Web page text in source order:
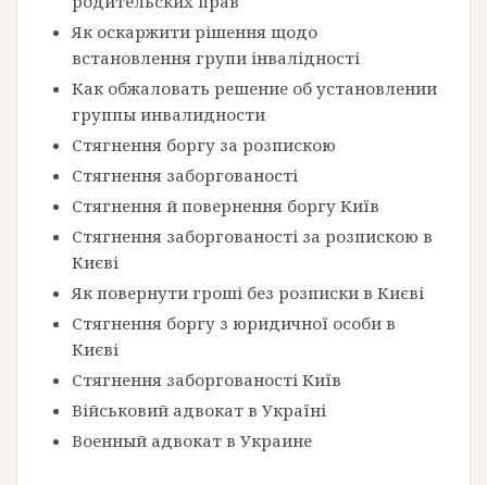
Як оскаржити рішення щодо
встановлення групи інвалідності
Как обжаловать решение об установлении
группы инвалидности
Стягнення боргу за розпискою
Стягнення заборгованості
Стягнення й повернення боргу Київ
Стягнення заборгованості за розпискою в
Києві
Як повернути гроші без розписки в Києві
Стягнення боргу з юридичної особи в
Києві
Стягнення заборгованості Київ
Військовий адвокат в Україні
Военный адвокат в Украине